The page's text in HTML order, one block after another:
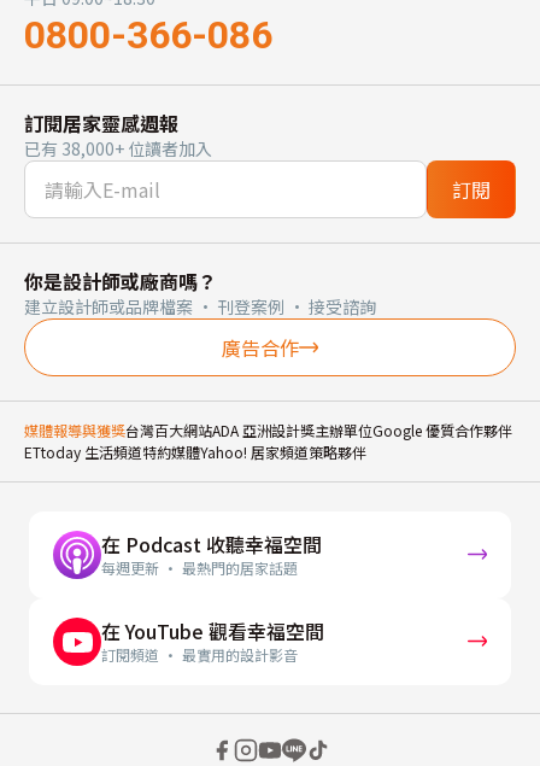
0800-366-086
訂閱居家靈感週報
已有 38,000+ 位讀者加入
訂閱
你是設計師或廠商嗎？
建立設計師或品牌檔案 · 刊登案例 · 接受諮詢
廣告合作
媒體報導與獲獎台灣百大網站ADA 亞洲設計獎主辦單位Google 優質合作夥伴
ETtoday 生活頻道特約媒體Yahoo! 居家頻道策略夥伴
在 Podcast 收聽幸福空間
每週更新 · 最熱門的居家話題
在 YouTube 觀看幸福空間
訂閱頻道 · 最實用的設計影音